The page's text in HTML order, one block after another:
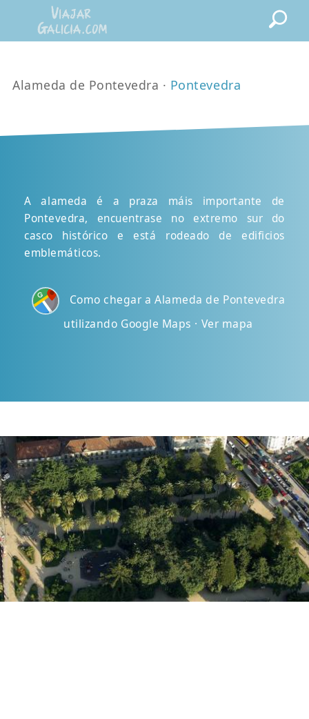
Alameda de Pontevedra · Pontevedra
A alameda é a praza máis importante de
Pontevedra, encuentrase no extremo sur do
casco histórico e está rodeado de edificios
emblemáticos.
Como chegar a Alameda de Pontevedra
utilizando Google Maps · Ver mapa